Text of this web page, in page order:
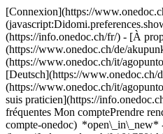
[Connexion](https://
(https://info.onedoc.ch/fr/) - [À
(https://www.onedoc.ch/de/
(https://www.onedoc.ch/it/
[Deutsch](https://www.onedoc.ch/
(https://www.onedoc.ch/it/
suis praticien](https://
fréquentes Mon comptePrendre
compte-onedoc) *open\_in\_new*